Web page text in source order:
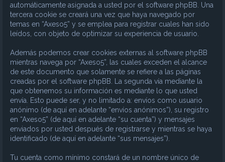
automáticamente asignada a usted por el software phpBB. Una
tercera cookie se creará una vez que haya navegado por
temas en “Axeso5” y se emplea para registrar cuales han sido
leídos, con objeto de optimizar su experiencia de usuario.
Además podemos crear cookies externas al software phpBB
mientras navega por “Axeso5”, las cuales exceden el alcance
de este documento que solamente se refiere a las páginas
creadas por el software phpBB. La segunda vía mediante la
que obtenemos su información es mediante lo que usted
envía. Esto puede ser, y no limitado a: envíos como usuario
anónimo (de aquí en adelante “envíos anónimos”), su registro
en “Axeso5” (de aquí en adelante “su cuenta”) y mensajes
enviados por usted después de registrarse y mientras se haya
identificado (de aquí en adelante “sus mensajes”).
Tu cuenta como mínimo constará de un nombre único de